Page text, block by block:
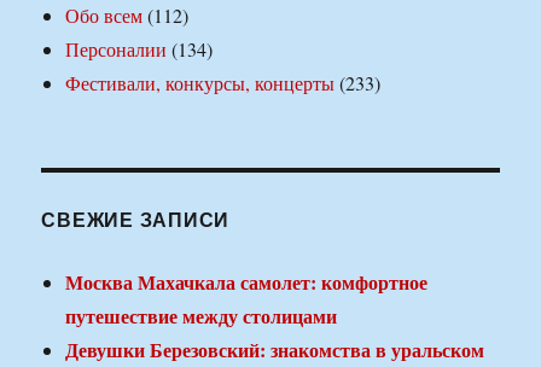
Обо всем(112)
Персоналии (134)
Фестивали, конкурсы, концерты(233)
СВЕЖИЕ ЗАПИСИ
Москва Махачкала самолет: комфортное
путешествие между столицами
Девушки Березовский: знакомства в уральском